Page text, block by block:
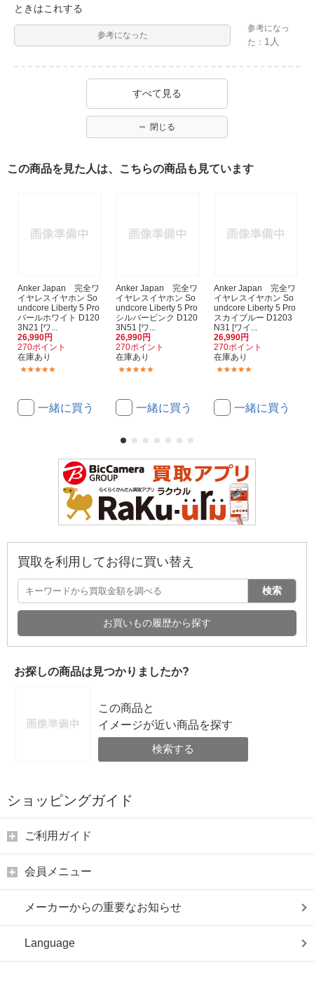
ときはこれする
参考になった
参考になっ
た： 1人
すべて見る
閉じる
この商品を見た人は、こちらの商品も見ています
Anker Japan 完全ワ
イヤレスイヤホン So
undcore Liberty 5 Pro
パールホワイト D120
3N21 [ワ...
26,990円
270ポイント
在庫あり
一緒に買う
Anker Japan 完全ワ
イヤレスイヤホン So
undcore Liberty 5 Pro
シルバーピンク D120
3N51 [ワ...
26,990円
270ポイント
在庫あり
一緒に買う
Anker Japan 完全ワ
イヤレスイヤホン So
undcore Liberty 5 Pro
スカイブルー D1203
N31 [ワイ...
26,990円
270ポイント
在庫あり
一緒に買う
買取を利用してお得に買い替え
検索
お買いもの履歴から探す
お探しの商品は見つかりましたか?
この商品と
イメージが近い商品を探す
検索する
ショッピングガイド
ご利用ガイド
会員メニュー
メーカーからの重要なお知らせ
Language